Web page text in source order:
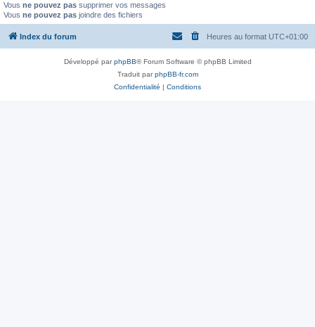
Vous ne pouvez pas supprimer vos messages
Vous ne pouvez pas joindre des fichiers
Index du forum Heures au format UTC+01:00
Développé parphpBB® Forum Software © phpBB Limited
Traduit parphpBB-fr.com
Confidentialité | Conditions